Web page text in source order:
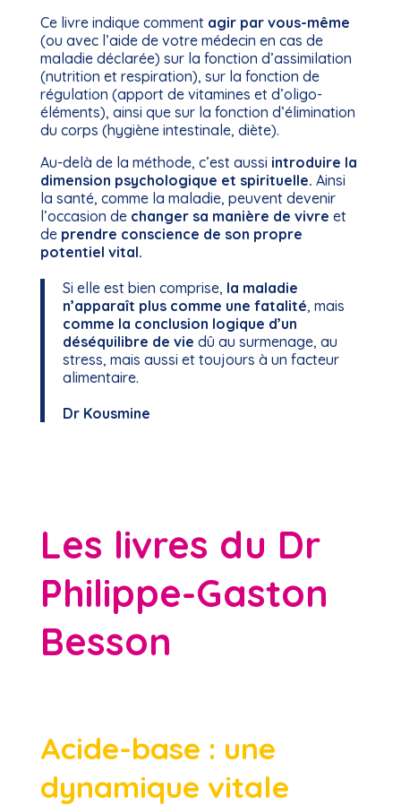
Ce livre indique comment agir par vous-même
(ou avec l’aide de votre médecin en cas de
maladie déclarée) sur la fonction d’assimilation
(nutrition et respiration), sur la fonction de
régulation (apport de vitamines et d’oligo-
éléments), ainsi que sur la fonction d’élimination
du corps (hygiène intestinale, diète).
Au-delà de la méthode, c’est aussi introduire la
dimension psychologique et spirituelle. Ainsi
la santé, comme la maladie, peuvent devenir
l’occasion de changer sa manière de vivre et
de prendre conscience de son propre
potentiel vital.
Si elle est bien comprise, la maladie
n’apparaît plus comme une fatalité, mais
comme la conclusion logique d’un
déséquilibre de vie dû au surmenage, au
stress, mais aussi et toujours à un facteur
alimentaire.
Dr Kousmine
Les livres du Dr
Philippe-Gaston
Besson
Acide-base : une
dynamique vitale